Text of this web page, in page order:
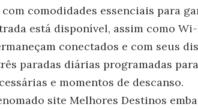
comodidades essenciais para
está disponível, assim como
conectados e com seus
paradas diárias programadas
e momentos de descanso.
site Melhores Destinos